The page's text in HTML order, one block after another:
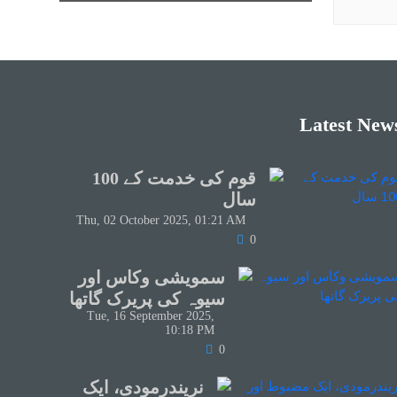
Latest
قوم کی خدمت کے 100
سال
Thu, 02 October 2025, 01:21 AM
0
سمویشی وکاس اور
سیوہ کی پریرک گاتھا
Tue, 16 September 2025,
10:18 PM
0
نریندرمودی، ایک